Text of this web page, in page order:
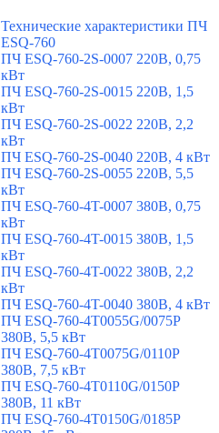
Технические характеристики ПЧ
ESQ-760
ПЧ ESQ-760-2S-0007 220В, 0,75
кВт
ПЧ ESQ-760-2S-0015 220В, 1,5
кВт
ПЧ ESQ-760-2S-0022 220В, 2,2
кВт
ПЧ ESQ-760-2S-0040 220В, 4 кВт
ПЧ ESQ-760-2S-0055 220В, 5,5
кВт
ПЧ ESQ-760-4T-0007 380В, 0,75
кВт
ПЧ ESQ-760-4T-0015 380В, 1,5
кВт
ПЧ ESQ-760-4T-0022 380В, 2,2
кВт
ПЧ ESQ-760-4T-0040 380В, 4 кВт
ПЧ ESQ-760-4T0055G/0075P
380В, 5,5 кВт
ПЧ ESQ-760-4T0075G/0110P
380В, 7,5 кВт
ПЧ ESQ-760-4T0110G/0150P
380В, 11 кВт
ПЧ ESQ-760-4T0150G/0185P